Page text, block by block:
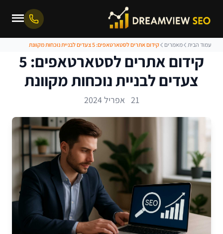
עמוד הבית מאמרים קידום אתרים לסטארטאפים: 5 צעדים לבניית נוכחות מקוונת
קידום אתרים לסטארטאפים: 5
צעדים לבניית נוכחות מקוונת
21 אפריל 2024